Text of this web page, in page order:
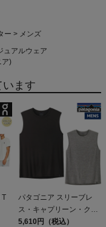
ー
メンズ
ュアルウェア
ア)
ます
T
パタゴニア スリーブレ
ス・キャプリーン・クー
ル・デイリー・シャツ
5,610円（税込）